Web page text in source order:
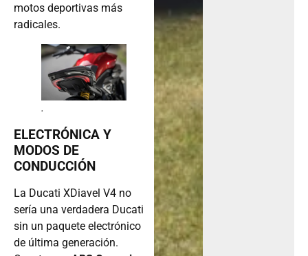
motos deportivas más
radicales.
.
ELECTRÓNICA Y
MODOS DE
CONDUCCIÓN
La Ducati XDiavel V4 no
sería una verdadera Ducati
sin un paquete electrónico
de última generación.